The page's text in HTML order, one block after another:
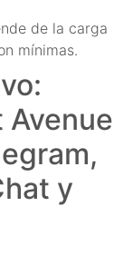
de la carga
mínimas.
Avenue
y